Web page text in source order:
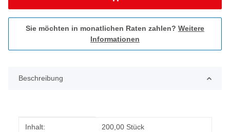
Sie möchten in monatlichen Raten zahlen? Weitere
Informationen
Beschreibung
Produkteigenschaft
Wert
Inhalt: 200,00 Stück